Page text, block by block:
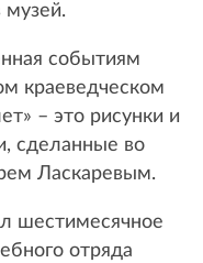
музей.
событиям
краеведческом
– это рисунки и
сделанные во
Ласкаревым.
шестимесячное
отряда